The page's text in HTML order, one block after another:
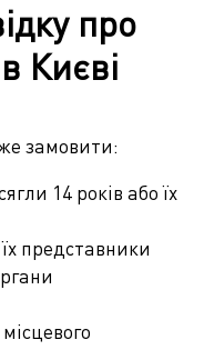
про
Києві
замовити:
14 років або їх
представники